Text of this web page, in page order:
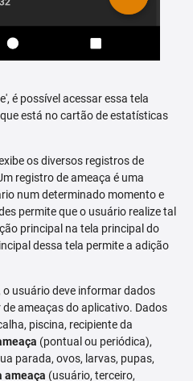
é possível acessar essa tela
está no cartão de estatísticas
os diversos registros de
registro de ameaça é uma
num determinado momento e
permite que o usuário realize tal
principal na tela principal do
dessa tela permite a adição
usuário deve informar dados
ameaças do aplicativo. Dados
piscina, recipiente da
(pontual ou periódica),
parada, ovos, larvas, pupas,
ameaça (usuário, terceiro,